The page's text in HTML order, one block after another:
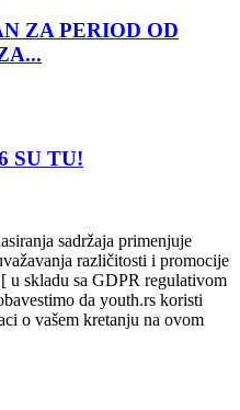
ZA PERIOD OD
SU TU!
sadržaja primenjuje
različitosti i promocije
u skladu sa GDPR regulativom
da youth.rs koristi
o vašem kretanju na ovom